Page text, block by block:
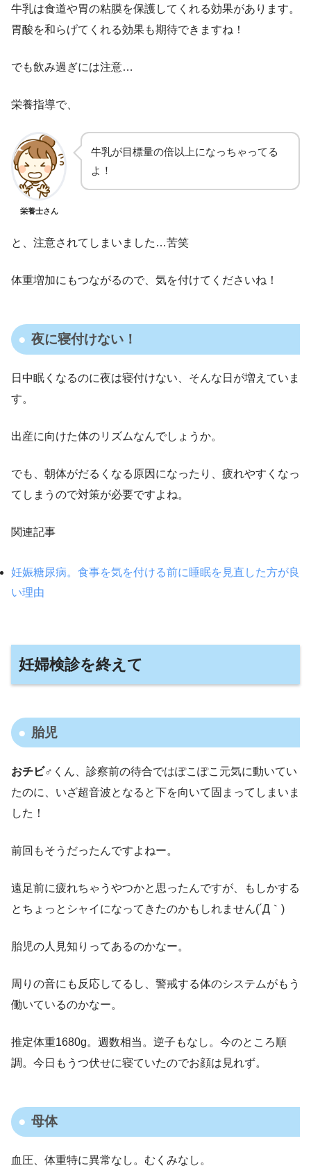
牛乳は食道や胃の粘膜を保護してくれる効果があります。
胃酸を和らげてくれる効果も期待できますね！
でも飲み過ぎには注意…
栄養指導で、
栄養士さん
牛乳が目標量の倍以上になっちゃってる
よ！
と、注意されてしまいました…苦笑
体重増加にもつながるので、気を付けてくださいね！
夜に寝付けない！
日中眠くなるのに夜は寝付けない、そんな日が増えていま
す。
出産に向けた体のリズムなんでしょうか。
でも、朝体がだるくなる原因になったり、疲れやすくなっ
てしまうので対策が必要ですよね。
関連記事
妊娠糖尿病。食事を気を付ける前に睡眠を見直した方が良
い理由
妊婦検診を終えて
胎児
おチビ♂ くん、診察前の待合ではぽこぽこ元気に動いてい
たのに、いざ超音波となると下を向いて固まってしまいま
した！
前回もそうだったんですよねー。
遠足前に疲れちゃうやつかと思ったんですが、もしかする
とちょっとシャイになってきたのかもしれません(´Д｀)
胎児の人見知りってあるのかなー。
周りの音にも反応してるし、警戒する体のシステムがもう
働いているのかなー。
推定体重1680g。週数相当。逆子もなし。今のところ順
調。今日もうつ伏せに寝ていたのでお顔は見れず。
母体
血圧、体重特に異常なし。むくみなし。